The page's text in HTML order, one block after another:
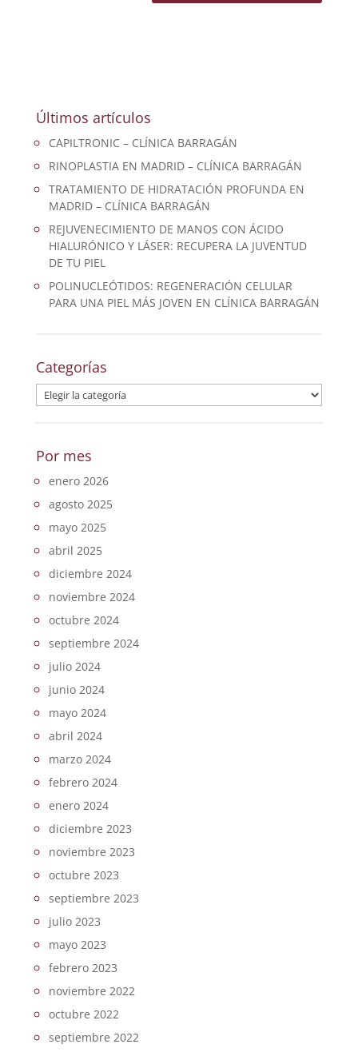
Últimos artículos
CAPILTRONIC – CLÍNICA BARRAGÁN
RINOPLASTIA EN MADRID – CLÍNICA BARRAGÁN
TRATAMIENTO DE HIDRATACIÓN PROFUNDA EN
MADRID – CLÍNICA BARRAGÁN
REJUVENECIMIENTO DE MANOS CON ÁCIDO
HIALURÓNICO Y LÁSER: RECUPERA LA JUVENTUD
DE TU PIEL
POLINUCLEÓTIDOS: REGENERACIÓN CELULAR
PARA UNA PIEL MÁS JOVEN EN CLÍNICA BARRAGÁN
Categorías
Categorías
Por mes
enero 2026
agosto 2025
mayo 2025
abril 2025
diciembre 2024
noviembre 2024
octubre 2024
septiembre 2024
julio 2024
junio 2024
mayo 2024
abril 2024
marzo 2024
febrero 2024
enero 2024
diciembre 2023
noviembre 2023
octubre 2023
septiembre 2023
julio 2023
mayo 2023
febrero 2023
noviembre 2022
octubre 2022
septiembre 2022